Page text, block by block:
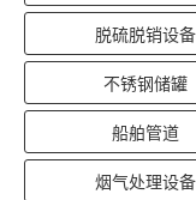
脱硫脱销设备
不锈钢储罐
船舶管道
烟气处理设备